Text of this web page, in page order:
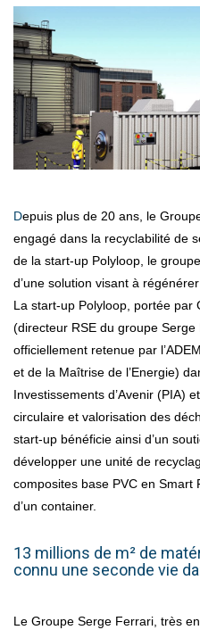
Depuis plus de 20 ans, le Groupe Serge Ferrari est un acteur
engagé dans la recyclabilité de
de la start-up Polyloop, le
d’une solution visant à
La start-up Polyloop, portée par
(directeur RSE du groupe Serge
officiellement retenue par
et de la Maîtrise de l’Energie)
Investissements d’Avenir (PIA)
circulaire et valorisation des
start-up bénéficie ainsi d’un
développer une unité de
composites base PVC en Smart
d’un container.
13 millions de m² de
connu une seconde vie
Le Groupe Serge Ferrari, très